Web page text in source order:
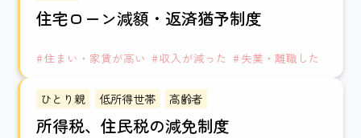
住宅ローン減額・返済猶予制度
住まい・家賃が高い 収入が減った 失業・離職した
ひとり親 低所得世帯 高齢者
所得税、住民税の減免制度